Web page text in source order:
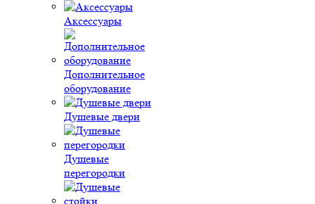
Аксессуары
Дополнительное
оборудование
Душевые двери
Душевые
перегородки